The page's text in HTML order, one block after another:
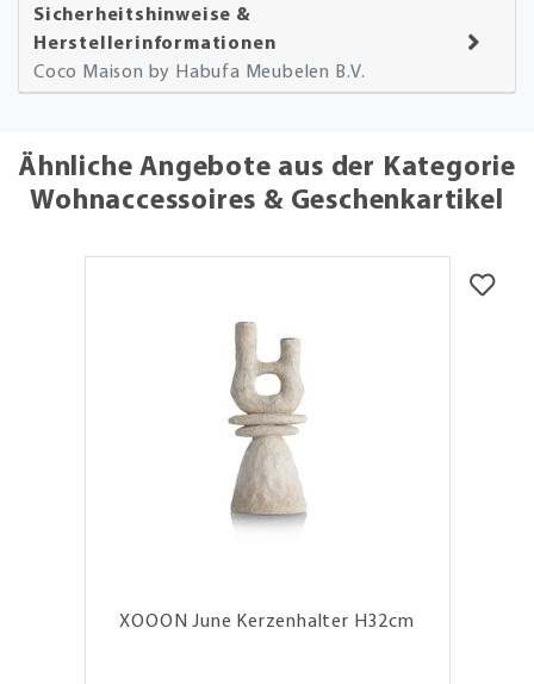
Sicherheitshinweise &
Herstellerinformationen
Coco Maison by Habufa Meubelen B.V.
Ähnliche Angebote aus der Kategorie
Wohnaccessoires & Geschenkartikel
XOOON June Kerzenhalter H32cm